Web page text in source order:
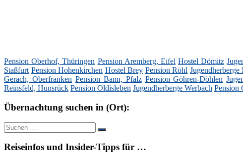
Pension Oberhof, Thüringen Pension Aremberg, Eifel Hostel Dömitz
Staßfurt Pension Hohenkirchen Hostel Brey Pension Röhl
Gerach, Oberfranken Pension Bann, Pfalz Pension Göhren-Döhlen
Reinsfeld, Hunsrück Pension Oldisleben Jugendherberge Werbach Pension
Übernachtung suchen in (Ort):
Suche
nach:
Suchen
Reiseinfos und Insider-Tipps für …